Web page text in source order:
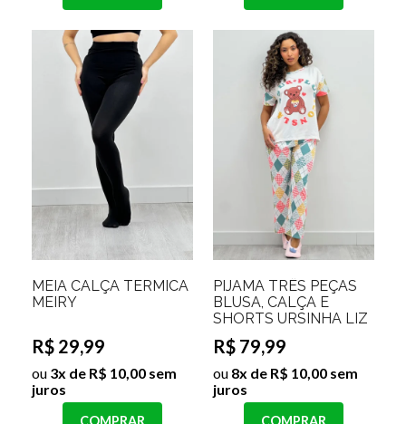
MEIA CALÇA TERMICA
MEIRY
R$ 29,99
ou 3x de R$ 10,00 sem
juros
COMPRAR
PIJAMA TRÊS PEÇAS
BLUSA, CALÇA E
SHORTS URSINHA LIZ
R$ 79,99
ou 8x de R$ 10,00 sem
juros
COMPRAR